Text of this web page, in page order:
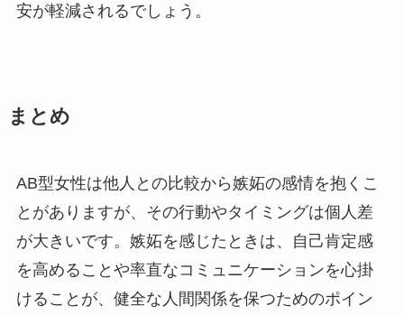
安が軽減されるでしょう。
まとめ
AB型女性は他人との比較から嫉妬の感情を抱くこ
とがありますが、その行動やタイミングは個人差
が大きいです。嫉妬を感じたときは、自己肯定感
を高めることや率直なコミュニケーションを心掛
けることが、健全な人間関係を保つためのポイン